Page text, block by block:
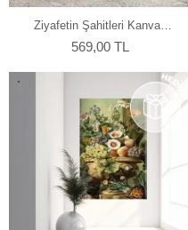
Ziyafetin Şahitleri Kanvas
Tablo
569,00 TL